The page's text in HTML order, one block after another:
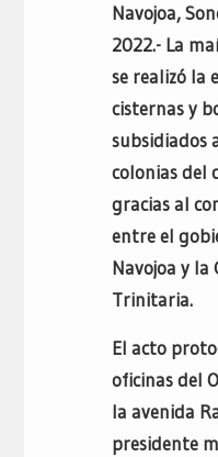
Navojoa,
2022.- La
se realizó la
cisternas y
subsidiados
colonias del
gracias al
entre el
Navojoa y la
Trinitaria.
El acto
oficinas del
la avenida
presidente